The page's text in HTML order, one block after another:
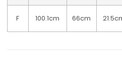
F 100.1cm 66cm